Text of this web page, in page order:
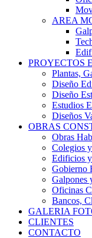
AREA
PROYECTOS
Plantas,
Diseño
Diseño
Estudios
Diseños
OBRAS
Obras
Colegios
Edificios
Gobierno
Galpones
Oficinas
Bancos,
GALERIA
CLIENTES
CONTACTO